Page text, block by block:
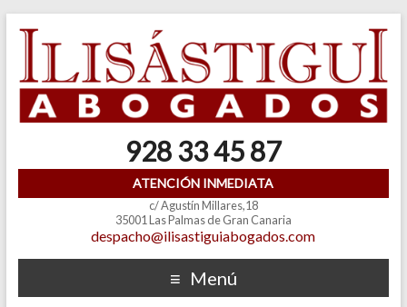
928 33 45 87
ATENCIÓN INMEDIATA
c/ Agustín Millares,18
35001 Las Palmas de Gran Canaria
despacho@ilisastiguiabogados.com
Menú